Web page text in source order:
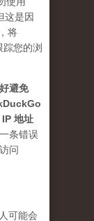
这是因
将
您的浏
避免
地址
条错误
问
可能会